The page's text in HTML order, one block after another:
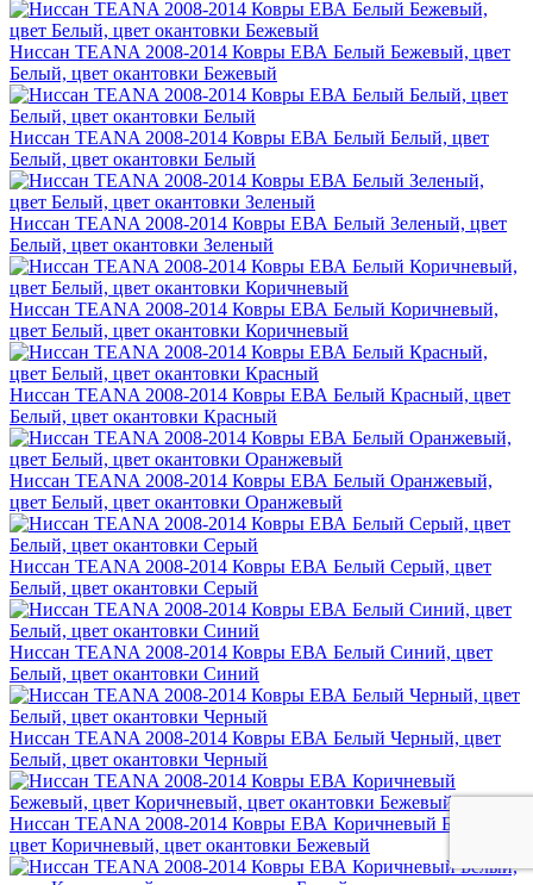
Ниссан TEANA 2008-2014 Ковры ЕВА Белый Бежевый, цвет
Белый, цвет окантовки Бежевый
Ниссан TEANA 2008-2014 Ковры ЕВА Белый Белый, цвет
Белый, цвет окантовки Белый
Ниссан TEANA 2008-2014 Ковры ЕВА Белый Зеленый, цвет
Белый, цвет окантовки Зеленый
Ниссан TEANA 2008-2014 Ковры ЕВА Белый Коричневый,
цвет Белый, цвет окантовки Коричневый
Ниссан TEANA 2008-2014 Ковры ЕВА Белый Красный, цвет
Белый, цвет окантовки Красный
Ниссан TEANA 2008-2014 Ковры ЕВА Белый Оранжевый,
цвет Белый, цвет окантовки Оранжевый
Ниссан TEANA 2008-2014 Ковры ЕВА Белый Серый, цвет
Белый, цвет окантовки Серый
Ниссан TEANA 2008-2014 Ковры ЕВА Белый Синий, цвет
Белый, цвет окантовки Синий
Ниссан TEANA 2008-2014 Ковры ЕВА Белый Черный, цвет
Белый, цвет окантовки Черный
Ниссан TEANA 2008-2014 Ковры ЕВА Коричневый Бежевый,
цвет Коричневый, цвет окантовки Бежевый